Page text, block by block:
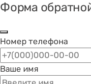
Форма
Номер телефона
Ваше имя